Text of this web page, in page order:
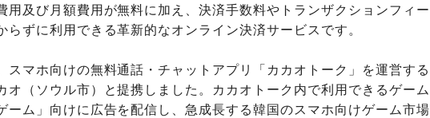
用及び月額費用が無料に加え、決済手数料やトランザクションフィー
らずに利用できる革新的なオンライン決済サービスです。
マホ向けの無料通話・チャットアプリ「カカオトーク」を運営する
オ（ソウル市）と提携しました。カカオトーク内で利用できるゲーム
ーム」向けに広告を配信し、急成長する韓国のスマホ向けゲーム市場